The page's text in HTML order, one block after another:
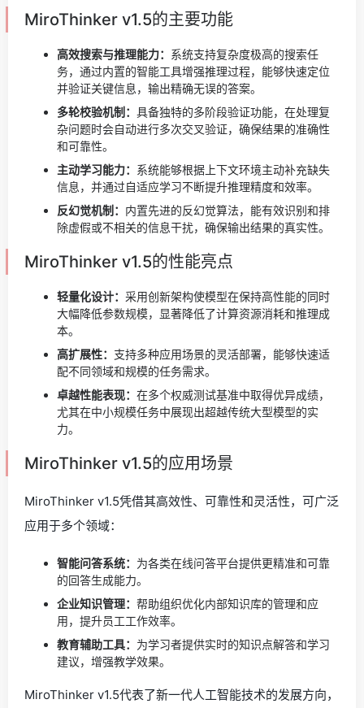
MiroThinker v1.5的主要功能
高效搜索与推理能力： 系统支持复杂度极高的搜索任
务，通过内置的智能工具增强推理过程，能够快速定位
并验证关键信息，输出精确无误的答案。
多轮校验机制： 具备独特的多阶段验证功能，在处理复
杂问题时会自动进行多次交叉验证，确保结果的准确性
和可靠性。
主动学习能力： 系统能够根据上下文环境主动补充缺失
信息，并通过自适应学习不断提升推理精度和效率。
反幻觉机制： 内置先进的反幻觉算法，能有效识别和排
除虚假或不相关的信息干扰，确保输出结果的真实性。
MiroThinker v1.5的性能亮点
轻量化设计： 采用创新架构使模型在保持高性能的同时
大幅降低参数规模，显著降低了计算资源消耗和推理成
本。
高扩展性： 支持多种应用场景的灵活部署，能够快速适
配不同领域和规模的任务需求。
卓越性能表现： 在多个权威测试基准中取得优异成绩，
尤其在中小规模任务中展现出超越传统大型模型的实
力。
MiroThinker v1.5的应用场景
MiroThinker v1.5凭借其高效性、可靠性和灵活性，可广泛
应用于多个领域：
智能问答系统： 为各类在线问答平台提供更精准和可靠
的回答生成能力。
企业知识管理： 帮助组织优化内部知识库的管理和应
用，提升员工工作效率。
教育辅助工具： 为学习者提供实时的知识点解答和学习
建议，增强教学效果。
MiroThinker v1.5代表了新一代人工智能技术的发展方向，